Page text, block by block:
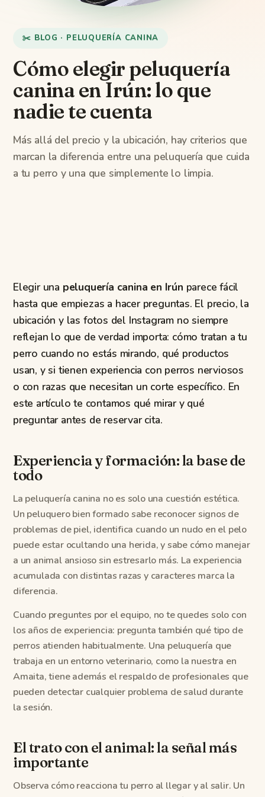
✂️ BLOG · PELUQUERÍA CANINA
Cómo elegir peluquería
canina en Irún: lo que
nadie te cuenta
Más allá del precio y la ubicación, hay criterios que
marcan la diferencia entre una peluquería que cuida
a tu perro y una que simplemente lo limpia.
Elegir una peluquería canina en Irún parece fácil
hasta que empiezas a hacer preguntas. El precio, la
ubicación y las fotos del Instagram no siempre
reflejan lo que de verdad importa: cómo tratan a tu
perro cuando no estás mirando, qué productos
usan, y si tienen experiencia con perros nerviosos
o con razas que necesitan un corte específico. En
este artículo te contamos qué mirar y qué
preguntar antes de reservar cita.
Experiencia y formación: la base de
todo
La peluquería canina no es solo una cuestión estética.
Un peluquero bien formado sabe reconocer signos de
problemas de piel, identifica cuando un nudo en el pelo
puede estar ocultando una herida, y sabe cómo manejar
a un animal ansioso sin estresarlo más. La experiencia
acumulada con distintas razas y caracteres marca la
diferencia.
Cuando preguntes por el equipo, no te quedes solo con
los años de experiencia: pregunta también qué tipo de
perros atienden habitualmente. Una peluquería que
trabaja en un entorno veterinario, como la nuestra en
Amaita, tiene además el respaldo de profesionales que
pueden detectar cualquier problema de salud durante
la sesión.
El trato con el animal: la señal más
importante
Observa cómo reacciona tu perro al llegar y al salir. Un